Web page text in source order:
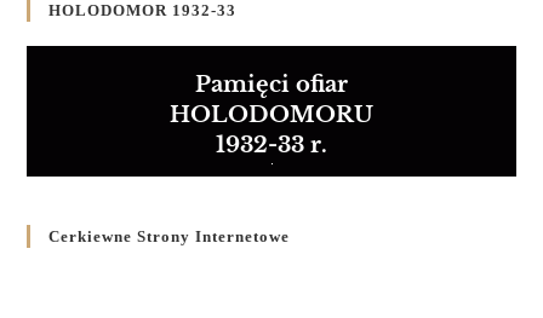
HOLODOMOR 1932-33
Pamięci ofiar
HOLODOMORU
1932-33 r.
Cerkiewne Strony Internetowe